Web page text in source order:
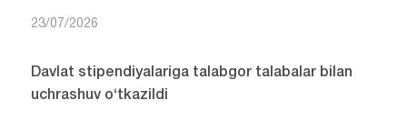
23/07/2026
Davlat stipendiyalariga talabgor talabalar bilan
uchrashuv o‘tkazildi